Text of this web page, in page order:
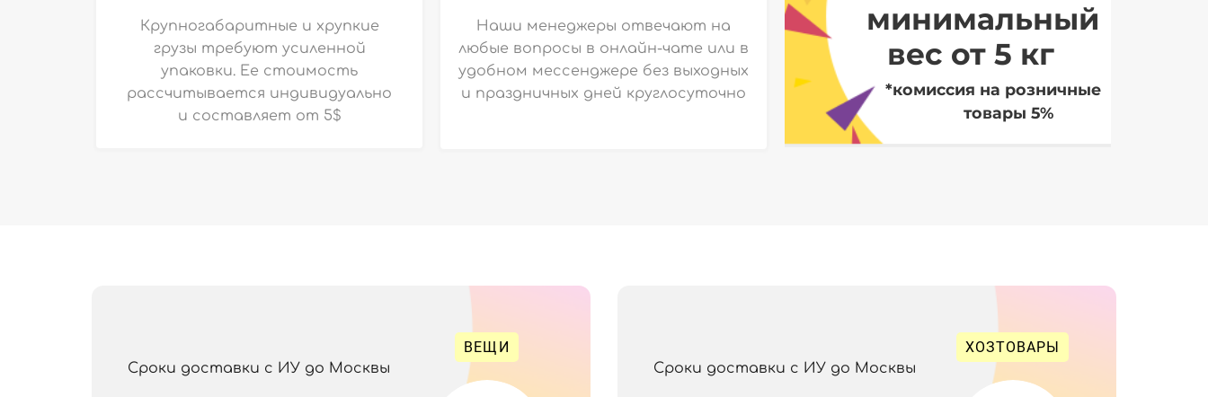
Крупногабаритные и хрупкие
грузы требуют усиленной
упаковки. Ее стоимость
рассчитывается индивидуально
и составляет от 5$
Наши менеджеры отвечают на
любые вопросы в онлайн-чате или в
удобном мессенджере без выходных
и праздничных дней круглосуточно
минимальный
вес от 5 кг
*комиссия на розничные
товары 5%
Сроки доставки с ИУ до Москвы
ВЕЩИ
Сроки доставки с ИУ до Москвы
ХОЗТОВАРЫ